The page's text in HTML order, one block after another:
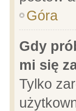
Góra
Gdy
mi się
Tylko